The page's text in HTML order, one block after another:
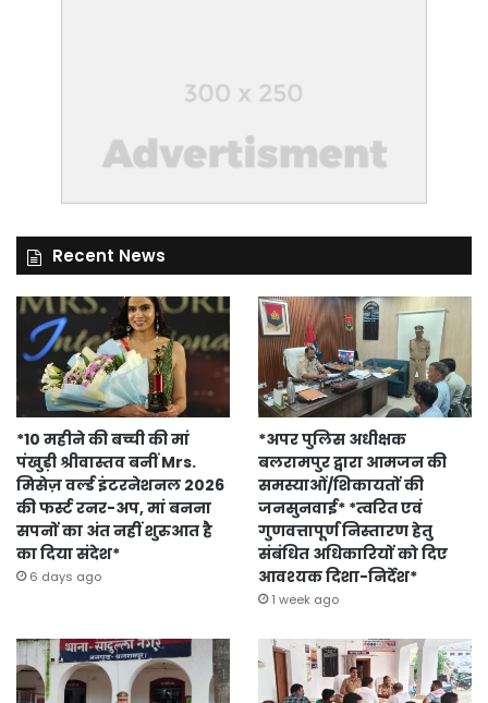
Recent News
*10 महीने की बच्ची की मां
पंखुड़ी श्रीवास्तव बनीं Mrs.
मिसेज़ वर्ल्ड इंटरनेशनल 2026
की फर्स्ट रनर-अप, मां बनना
सपनों का अंत नहीं शुरुआत है
का दिया संदेश*
6 days ago
*अपर पुलिस अधीक्षक
बलरामपुर द्वारा आमजन की
समस्याओं/शिकायतों की
जनसुनवाई* *त्वरित एवं
गुणवत्तापूर्ण निस्तारण हेतु
संबंधित अधिकारियों को दिए
आवश्यक दिशा-निर्देश*
1 week ago